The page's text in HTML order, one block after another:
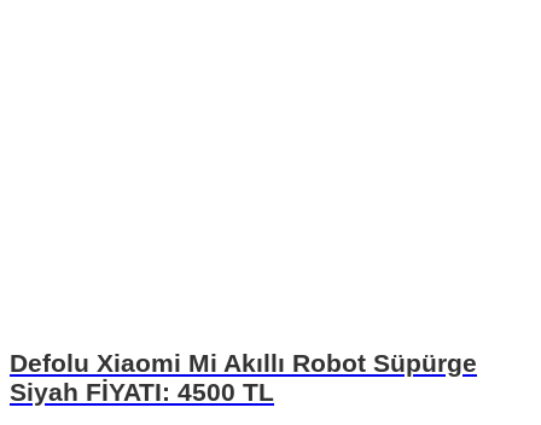
Defolu Xiaomi Mi Akıllı Robot Süpürge
Siyah FİYATI: 4500 TL